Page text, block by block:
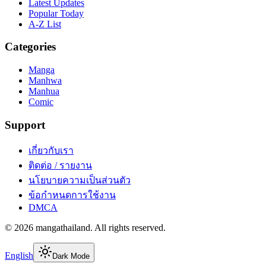
Latest Updates
Popular Today
A-Z List
Categories
Manga
Manhwa
Manhua
Comic
Support
เกี่ยวกับเรา
ติดต่อ / รายงาน
นโยบายความเป็นส่วนตัว
ข้อกำหนดการใช้งาน
DMCA
© 2026 mangathailand. All rights reserved.
English Dark Mode